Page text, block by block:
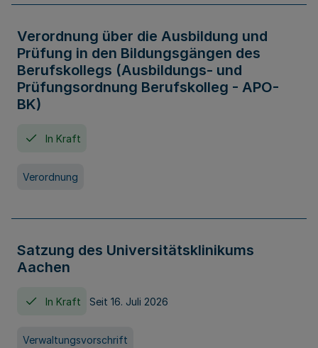
Verordnung über die Ausbildung und
Prüfung in den Bildungsgängen des
Berufskollegs (Ausbildungs- und
Prüfungsordnung Berufskolleg - APO-
BK)
In Kraft
Verordnung
Satzung des Universitätsklinikums
Aachen
In Kraft Seit 16. Juli 2026
Verwaltungsvorschrift